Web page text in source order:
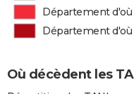
Département
Département
Où décèdent les